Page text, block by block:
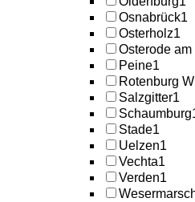
Osnabrück1
Osterholz1
Osterode am
Peine1
Rotenburg
Salzgitter1
Schaumburg
Stade1
Uelzen1
Vechta1
Verden1